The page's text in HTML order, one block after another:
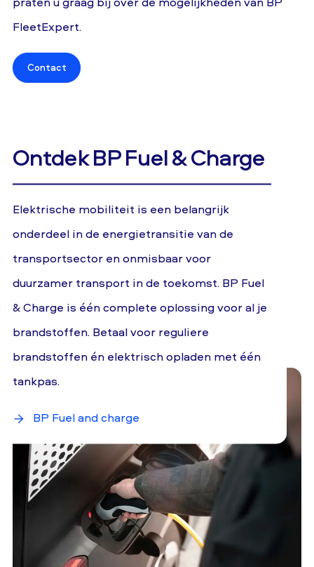
FleetExpert.
Contact
Ontdek BP Fuel & Charge
Elektrische mobiliteit is een belangrijk
onderdeel in de energietransitie van de
transportsector en onmisbaar voor
duurzamer transport in de toekomst. BP Fuel
& Charge is één complete oplossing voor al je
brandstoffen. Betaal voor reguliere
brandstoffen én elektrisch opladen met één
tankpas.
BP Fuel and charge